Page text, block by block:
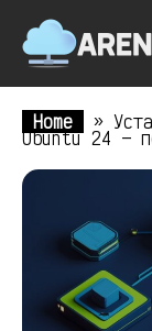
Home »
Ubuntu 24 —